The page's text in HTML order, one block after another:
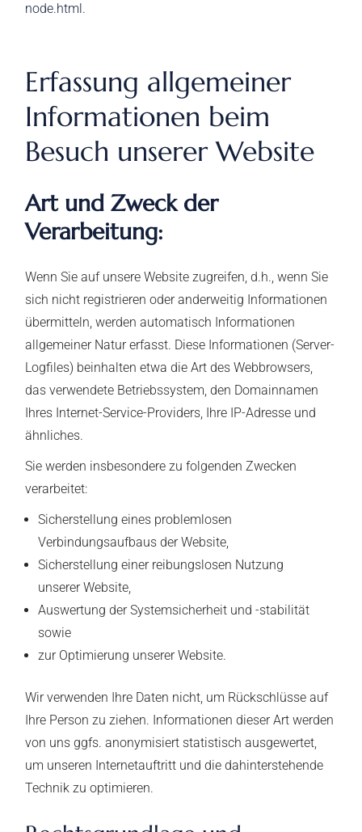
node.html.
Erfassung allgemeiner
Informationen beim
Besuch unserer Website
Art und Zweck der
Verarbeitung:
Wenn Sie auf unsere Website zugreifen, d.h., wenn Sie
sich nicht registrieren oder anderweitig Informationen
übermitteln, werden automatisch Informationen
allgemeiner Natur erfasst. Diese Informationen (Server-
Logfiles) beinhalten etwa die Art des Webbrowsers,
das verwendete Betriebssystem, den Domainnamen
Ihres Internet-Service-Providers, Ihre IP-Adresse und
ähnliches.
Sie werden insbesondere zu folgenden Zwecken
verarbeitet:
Sicherstellung eines problemlosen
Verbindungsaufbaus der Website,
Sicherstellung einer reibungslosen Nutzung
unserer Website,
Auswertung der Systemsicherheit und -stabilität
sowie
zur Optimierung unserer Website.
Wir verwenden Ihre Daten nicht, um Rückschlüsse auf
Ihre Person zu ziehen. Informationen dieser Art werden
von uns ggfs. anonymisiert statistisch ausgewertet,
um unseren Internetauftritt und die dahinterstehende
Technik zu optimieren.